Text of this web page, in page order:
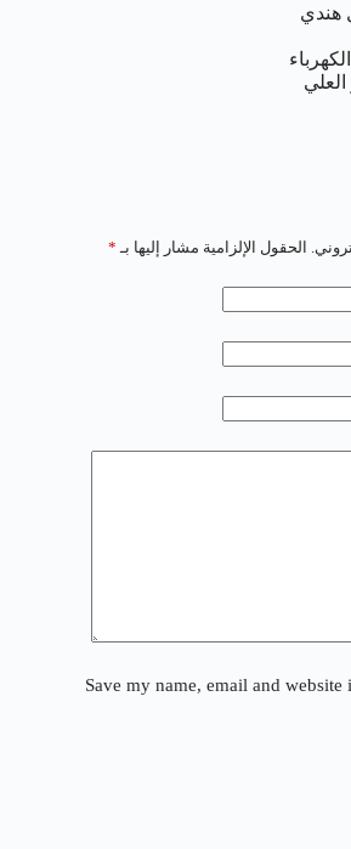
هندي
الحقول الإلزامية مشار إليها بـ *
Save my name, email and